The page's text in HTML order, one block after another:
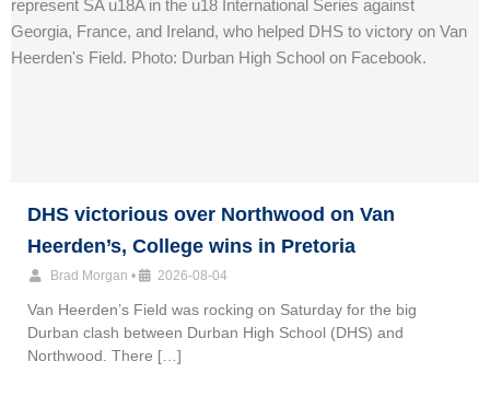
DHS victorious over Northwood on Van
Heerden’s, College wins in Pretoria
Brad Morgan • 2026-08-04
Van Heerden’s Field was rocking on Saturday for the big
Durban clash between Durban High School (DHS) and
Northwood. There […]